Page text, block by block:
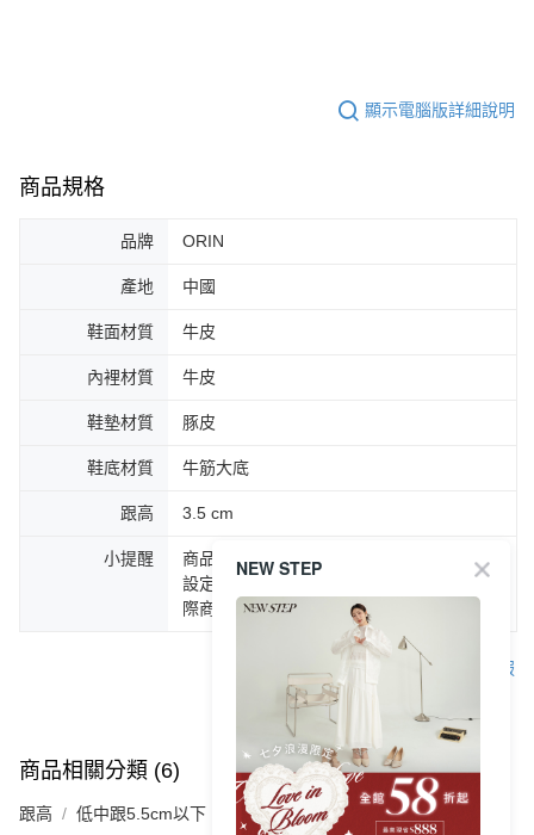
顯示電腦版詳細說明
商品規格
品牌 ORIN
產地 中國
鞋面材質 牛皮
內裡材質 牛皮
鞋墊材質 豚皮
鞋底材質 牛筋大底
跟高 3.5 cm
小提醒
商品圖片顏色會因拍攝燈光環境或個人螢幕
設定不同，而造成部份色差現象，顏色以實
際商品為主。
客服
商品相關分類 (6) 查看全部
跟高 低中跟5.5cm以下
NEW STEP